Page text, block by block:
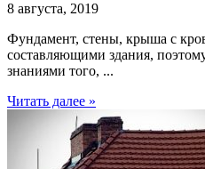
8 августа, 2019
Фундамент, стены, крыша с
составляющими здания,
знаниями того, ...
Читать далее »